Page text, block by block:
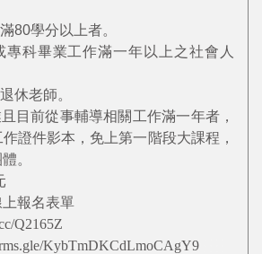
80學分以上者。
專科畢業工作滿一年以上之社會人
休老師。
目前從事輔導相關工作滿一年者，
證件影本，免上第一階段大課程，
。
報名表單
Q2165Z
KybTmDKCdLmoCAgY9